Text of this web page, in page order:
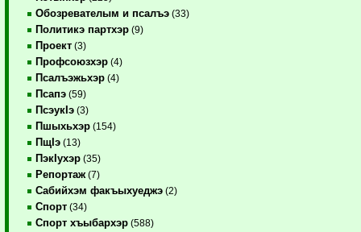
Обозревателым и псалъэ (33)
Политикэ партхэр (9)
Проект (3)
Профсоюзхэр (4)
Псалъэжьхэр (4)
Псапэ (59)
ПсэукIэ (3)
Пшыхьхэр (154)
ПщIэ (13)
ПэкIухэр (35)
Репортаж (7)
Сабийхэм факъыхуеджэ (2)
Спорт (34)
Спорт хъыбархэр (588)